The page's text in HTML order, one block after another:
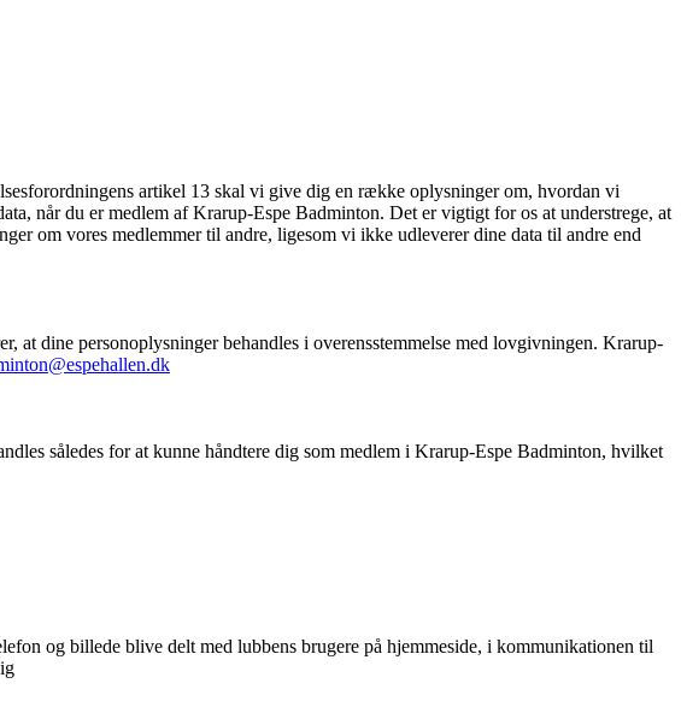
artikel 13 skal vi give dig en række oplysninger om, hvordan vi
når du er medlem af Krarup-Espe Badminton. Det er vigtigt for os at understrege, at
om vores medlemmer til andre, ligesom vi ikke udleverer dine data til andre end
at dine personoplysninger behandles i overensstemmelse med lovgivningen. Krarup-
således for at kunne håndtere dig som medlem i Krarup-Espe Badminton, hvilket
og billede blive delt med lubbens brugere på hjemmeside, i kommunikationen til